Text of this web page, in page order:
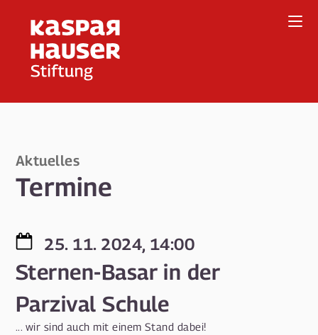
Aktuelles
Termine
25. 11. 2024, 14:00
Sternen-Basar in der
Parzival Schule
... wir sind auch mit einem Stand dabei!